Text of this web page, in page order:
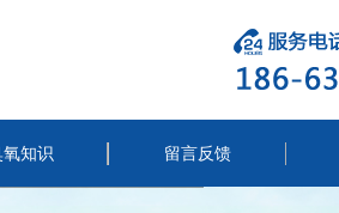
氧知识 留言反馈